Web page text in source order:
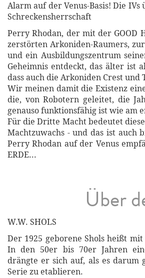
Alarm auf der Venus-Basis! Die
Schreckensherrschaft
Perry Rhodan, der mit der GOOD
zerstörten Arkoniden-Raumers,
und ein Ausbildungszentrum
Geheimnis entdeckt, das älter ist
dass auch die Arkoniden Crest
Wir meinen damit die Existenz
die, von Robotern geleitet, die
genauso funktionsfähig ist wie am
Für die Dritte Macht bedeutet
Machtzuwachs - und das ist auch
Perry Rhodan auf der Venus
ERDE...
Über
W.W. SHOLS
Der 1925 geborene Shols heißt
In den 50er bis 70er Jahren
drängte er sich auf, als es darum
Serie zu etablieren.